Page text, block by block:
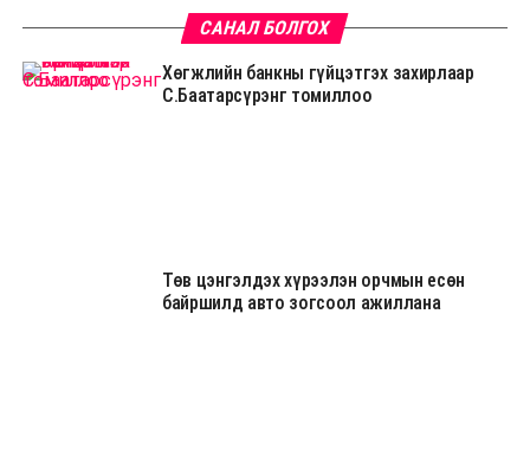
САНАЛ БОЛГОХ
Хөгжлийн банкны гүйцэтгэх захирлаар
С.Баатарсүрэнг томиллоо
Төв цэнгэлдэх хүрээлэн орчмын есөн
байршилд авто зогсоол ажиллана